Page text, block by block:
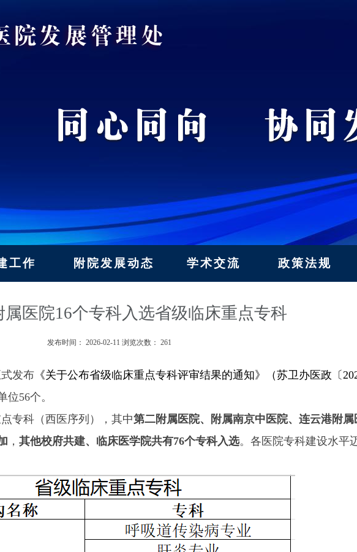
工作 附院发展动态 学术交流 政策法规
属医院16个专科入选省级临床重点专科
发布时间： 2026-02-11 浏览次数： 261
发布《关于公布省级临床重点专科评审结果的通知》（苏卫办医政〔
位56个。
专科（西医序列），其中第二附属医院、附属南京中医院、连云港附
， 其他校府共建、临床医学院共有76个专科入选。各医院专科建设水平